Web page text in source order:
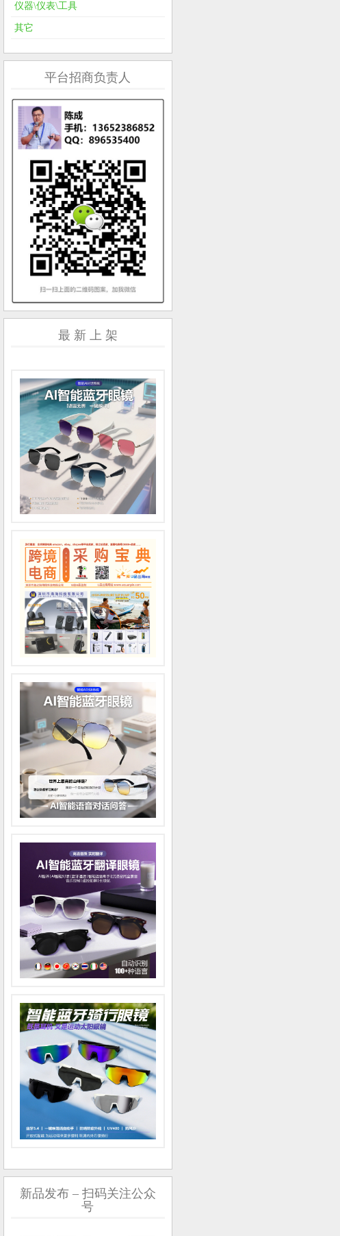
仪器\仪表\工具
其它
平台招商负责人
最 新 上 架
新品发布 – 扫码关注公众
号